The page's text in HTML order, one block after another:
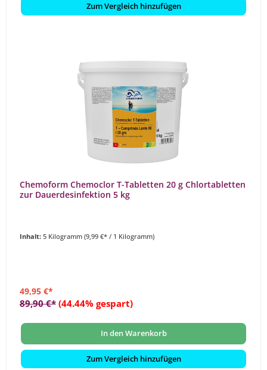
Zum Vergleich hinzufügen
Chemoform Chemoclor T-Tabletten 20 g Chlortabletten
zur Dauerdesinfektion 5 kg
Inhalt: 5 Kilogramm (9,99 €* / 1 Kilogramm)
49,95 €*
89,90 €* (44.44% gespart)
In den Warenkorb
Zum Vergleich hinzufügen